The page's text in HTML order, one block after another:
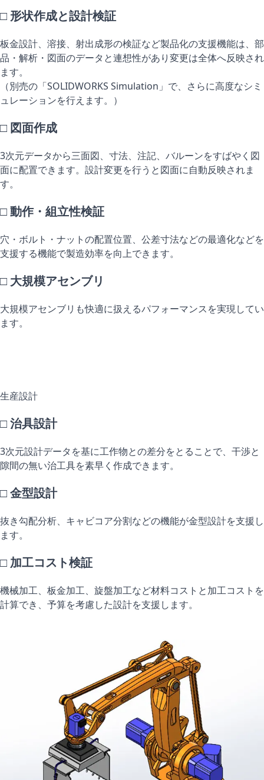
□ 形状作成と設計検証
板金設計、溶接、射出成形の検証など製品化の支援機能は、部
品・解析・図面のデータと連想性があり変更は全体へ反映され
ます。
（別売の「SOLIDWORKS Simulation 」で、さらに高度なシミ
ュレーションを行えます。）
□ 図面作成
3次元データから三面図、寸法、注記、バルーンをすばやく図
面に配置できます。設計変更を行うと図面に自動反映されま
す。
□ 動作・組立性検証
穴・ボルト・ナットの配置位置、公差寸法などの最適化などを
支援する機能で製造効率を向上できます。
□ 大規模アセンブリ
大規模アセンブリも快適に扱えるパフォーマンスを実現してい
ます。
生産設計
□ 治具設計
3次元設計データを基に工作物との差分をとることで、干渉と
隙間の無い治工具を素早く作成できます。
□ 金型設計
抜き勾配分析、キャビコア分割などの機能が金型設計を支援し
ます。
□ 加工コスト検証
機械加工、板金加工、旋盤加工など材料コストと加工コストを
計算でき、予算を考慮した設計を支援します。